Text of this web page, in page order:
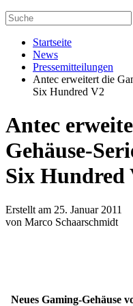
Startseite
News
Pressemitteilungen
Antec erweitert die
Six Hundred V2
Antec
Gehäuse-
Six Hundred
Erstellt am 25. Januar 2011
von Marco Schaarschmidt
Neues Gaming-Gehäuse